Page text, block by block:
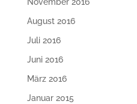
November 2016
August 2016
Juli 2016
Juni 2016
März 2016
Januar 2015